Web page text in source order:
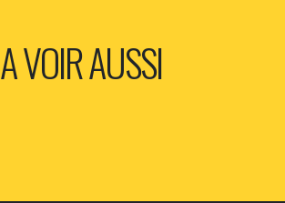
A VOIR AUSSI